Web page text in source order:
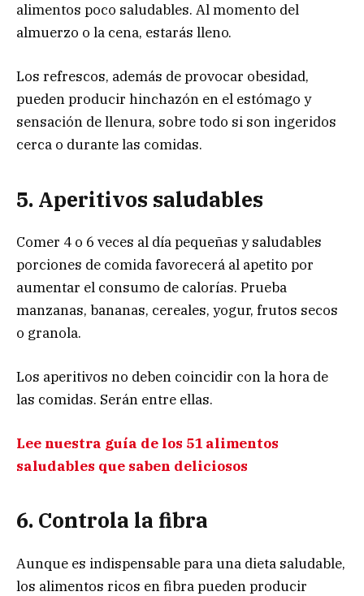
alimentos poco saludables. Al momento del
almuerzo o la cena, estarás lleno.
Los refrescos, además de provocar obesidad,
pueden producir hinchazón en el estómago y
sensación de llenura, sobre todo si son ingeridos
cerca o durante las comidas.
5. Aperitivos saludables
Comer 4 o 6 veces al día pequeñas y saludables
porciones de comida favorecerá al apetito por
aumentar el consumo de calorías. Prueba
manzanas, bananas, cereales, yogur, frutos secos
o granola.
Los aperitivos no deben coincidir con la hora de
las comidas. Serán entre ellas.
Lee nuestra guía de los 51 alimentos
saludables que saben deliciosos
6. Controla la fibra
Aunque es indispensable para una dieta saludable,
los alimentos ricos en fibra pueden producir